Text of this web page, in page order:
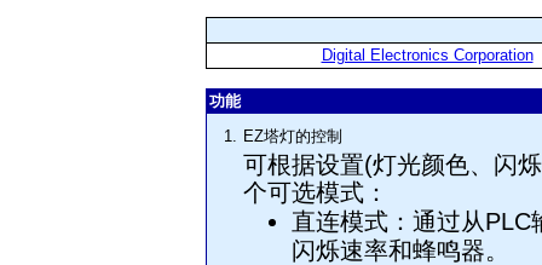
Digital Electronics Corporation
功能
1. EZ塔灯的控制
可根据设置(灯光颜色、闪
个可选模式：
直连模式：通过从
闪烁速率和蜂鸣器。